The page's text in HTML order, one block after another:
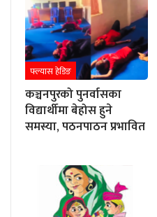
फ्ल्यास हेडिङ
कञ्चनपुरको पुनर्वासका
विद्यार्थीमा बेहोस हुने
समस्या, पठनपाठन प्रभावित